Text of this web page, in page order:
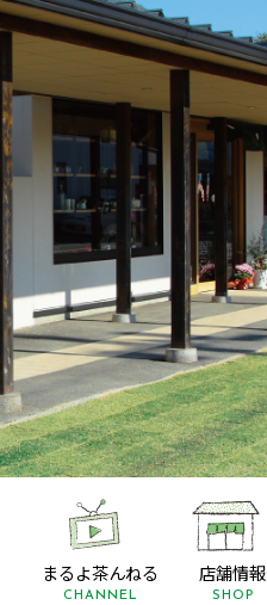
まるよ茶んねる
CHANNEL
店舗情報
SHOP